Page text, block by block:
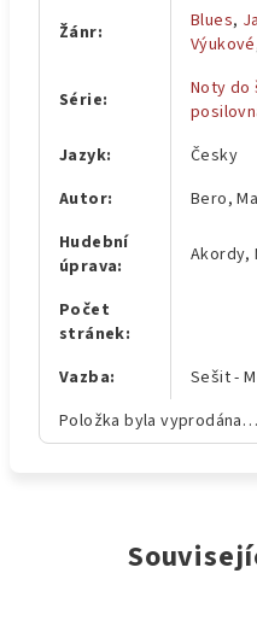
Žánr: Blues,
Výukové
Série: Noty do
Jazyk:
Česky
Autor:
Bero,
Hudební
úprava: Akordy,
Počet
stránek:
Vazba:
Sešit -
Položka byla vyprodána…